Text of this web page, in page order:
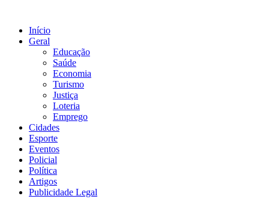
conteúdo
Início
Geral
Educação
Saúde
Economia
Turismo
Justiça
Loteria
Emprego
Cidades
Esporte
Eventos
Policial
Política
Artigos
Publicidade Legal